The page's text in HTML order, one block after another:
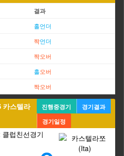
결과
홀언더
짝언더
짝오버
홀오버
짝오버
카스텔라
진행중경기
경기결과
경기일정
클럽친선경기